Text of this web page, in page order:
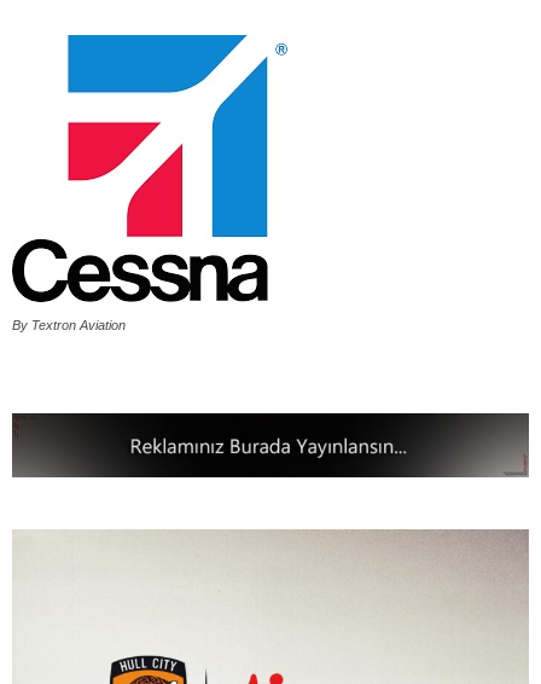
By Textron Aviation